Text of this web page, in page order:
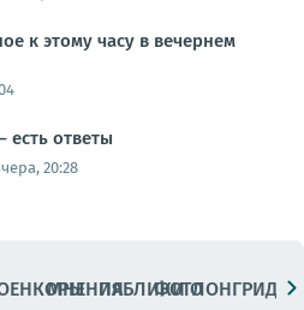
к этому часу в вечернем
есть ответы
20:28
МНЕНИЯПАБЛИКИ
ФОТОЛОНГРИДЫ